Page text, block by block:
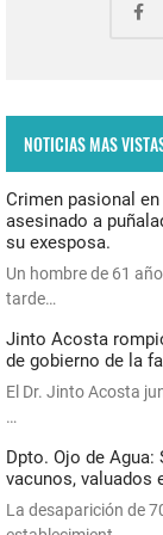
NOTICIAS MAS
Crimen pasional
asesinado a
su exesposa.
Un hombre de 61
tarde…
Jinto Acosta
de gobierno de la
El Dr. Jinto Acosta
…
Dpto. Ojo de
vacunos, valuados
La desaparición de